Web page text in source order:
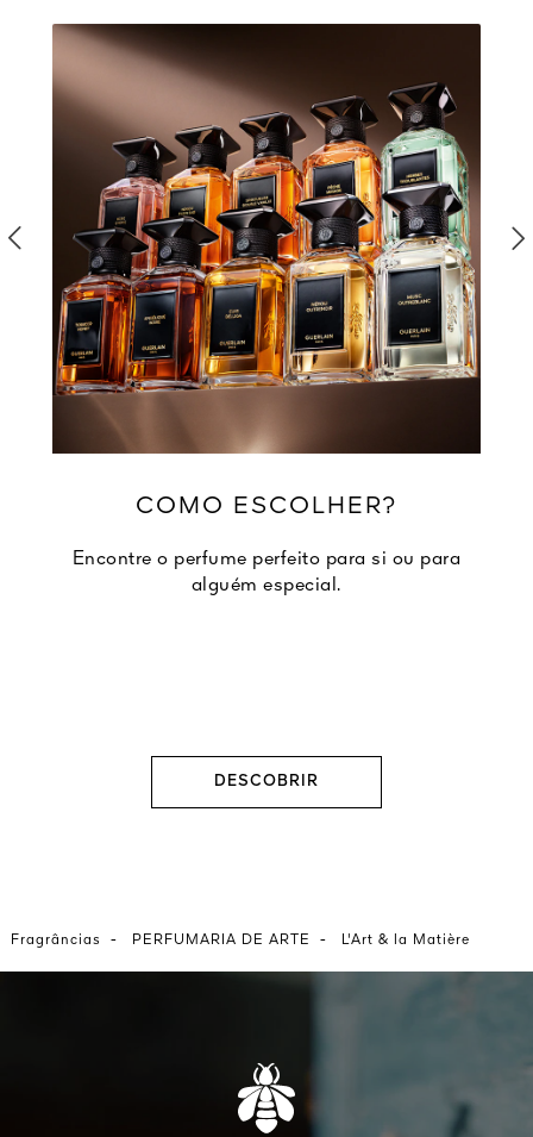
COMO ESCOLHER?
Encontre o perfume perfeito para si ou para
alguém especial.
DESCOBRIR
Fragrâncias - PERFUMARIA DE ARTE - L'Art & la Matière